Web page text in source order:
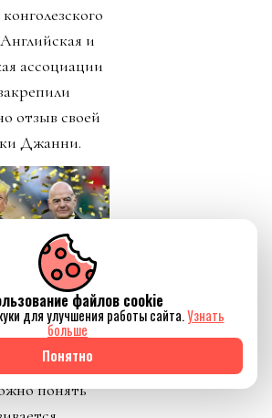
и
ассоциации
отзыв своей
Джанни.
Reuters
начинается
чую,
еще будет.
понять
файлов cookie
для улучшения работы сайта.Узнать
больше
Понятно